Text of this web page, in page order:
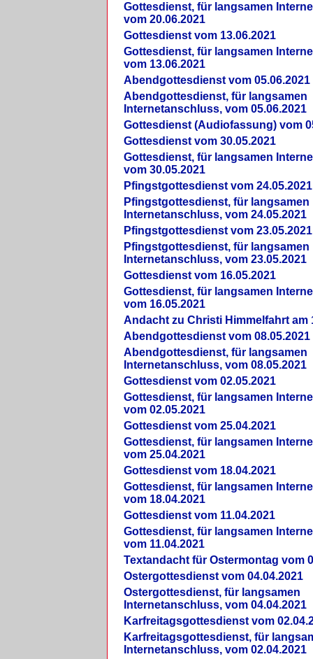
Gottesdienst, für langsamen
vom 20.06.2021
Gottesdienst vom 13.06.2021
Gottesdienst, für langsamen
vom 13.06.2021
Abendgottesdienst vom 05.06.2021
Abendgottesdienst, für langsamen
Internetanschluss, vom 05.06.2021
Gottesdienst (Audiofassung) vom
Gottesdienst vom 30.05.2021
Gottesdienst, für langsamen
vom 30.05.2021
Pfingstgottesdienst vom 24.05.2021
Pfingstgottesdienst, für langsamen
Internetanschluss, vom 24.05.2021
Pfingstgottesdienst vom 23.05.2021
Pfingstgottesdienst, für langsamen
Internetanschluss, vom 23.05.2021
Gottesdienst vom 16.05.2021
Gottesdienst, für langsamen
vom 16.05.2021
Andacht zu Christi Himmelfahrt am
Abendgottesdienst vom 08.05.2021
Abendgottesdienst, für langsamen
Internetanschluss, vom 08.05.2021
Gottesdienst vom 02.05.2021
Gottesdienst, für langsamen
vom 02.05.2021
Gottesdienst vom 25.04.2021
Gottesdienst, für langsamen
vom 25.04.2021
Gottesdienst vom 18.04.2021
Gottesdienst, für langsamen
vom 18.04.2021
Gottesdienst vom 11.04.2021
Gottesdienst, für langsamen
vom 11.04.2021
Textandacht für Ostermontag vom
Ostergottesdienst vom 04.04.2021
Ostergottesdienst, für langsamen
Internetanschluss, vom 04.04.2021
Karfreitagsgottesdienst vom
Karfreitagsgottesdienst, für
Internetanschluss, vom 02.04.2021